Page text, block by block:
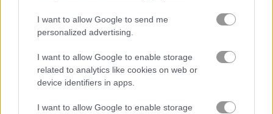
I want to allow Google to send me
personalized advertising.
I want to allow Google to enable storage
related to analytics like cookies on web or
device identifiers in apps.
I want to allow Google to enable storage
ninja
mô phỏng
trò chơi trực tuyến miễn phí trò chơi kỹ năng